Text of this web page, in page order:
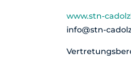
www.stn-
info@stn-